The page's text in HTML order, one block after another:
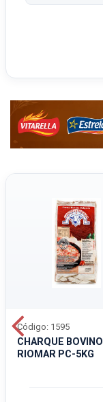
CHARQUE BOVINO
RIOMAR PC-5KG
Código: 1595